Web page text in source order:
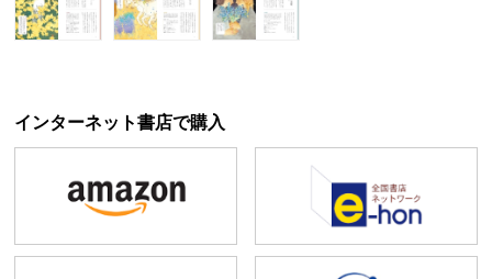
インターネット書店で購入